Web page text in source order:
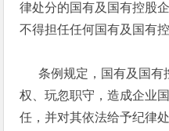
律处分的国有及国有控股
不得担任任何国有及国有
条例规定，国有及国有
权、玩忽职守，造成企业
任，并对其依法给予纪律